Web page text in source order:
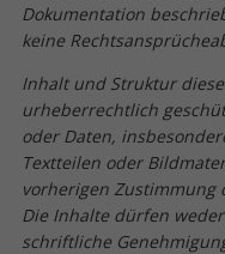
Dokumentation
keine
Inhalt und Struktur
urheberrechtlich
oder Daten,
Textteilen oder
vorherigen Zustimmung
Die Inhalte dürfen
schriftliche